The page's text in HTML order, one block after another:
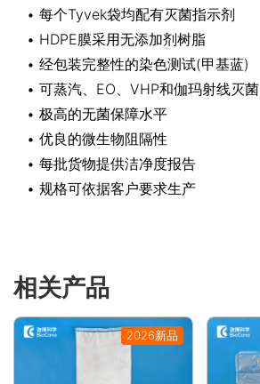
• 每个Tyvek袋均配有灭菌指示剂
• HDPE膜采用无添加剂树脂
• 经包装完整性的染色测试(甲基蓝)
• 可蒸汽、EO、VHP和伽玛射线灭菌
• 极高的无菌保障水平
• 优良的微生物阻隔性
• 每批货物提供洁净度报告
• 规格可依据客户要求生产
相关产品
2026新品